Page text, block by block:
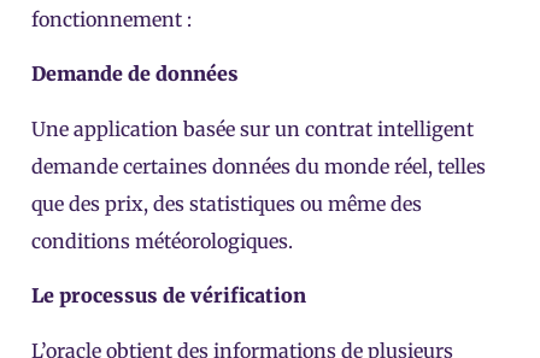
fonctionnement :
Demande de données
Une application basée sur un contrat intelligent
demande certaines données du monde réel, telles
que des prix, des statistiques ou même des
conditions météorologiques.
Le processus de vérification
L’oracle obtient des informations de plusieurs